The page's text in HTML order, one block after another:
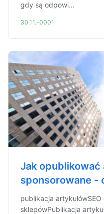
gdy są odpowi...
30.11.-0001
Jak opublikować
sponsorowane -
publikacja
sklepówPublikacja